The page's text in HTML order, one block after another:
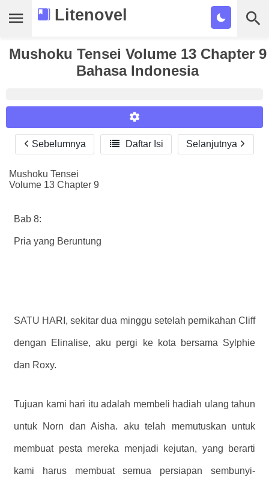
Litenovel
Daftar Novel
Tags
Bookmark
Cari
Mushoku Tensei Volume 13 Chapter 9
Bahasa Indonesia
Reader Settings
Font :
Titillium Web
Arial
Sebelumnya  Daftar Isi Selanjutnya
Mushoku Tensei
Volume 13 Chapter 9
Bab 8:
Pria yang Beruntung
SATU HARI, sekitar dua minggu setelah pernikahan Cliff
dengan Elinalise, aku pergi ke kota bersama Sylphie
dan Roxy.
Tujuan kami hari itu adalah membeli hadiah ulang tahun
untuk Norn dan Aisha. aku telah memutuskan untuk
membuat pesta mereka menjadi kejutan, yang berarti
kami harus membuat semua persiapan sembunyi-